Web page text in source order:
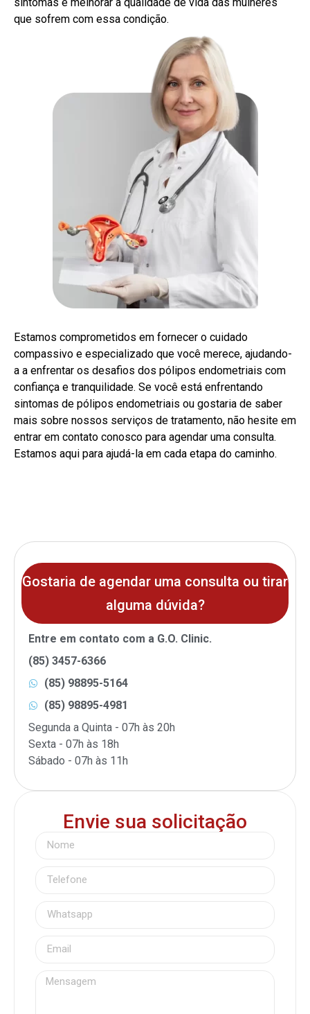
que sofrem com essa condição.
Estamos comprometidos em fornecer o cuidado
compassivo e especializado que você merece, ajudando-
a a enfrentar os desafios dos pólipos endometriais com
confiança e tranquilidade. Se você está enfrentando
sintomas de pólipos endometriais ou gostaria de saber
mais sobre nossos serviços de tratamento, não hesite em
entrar em contato conosco para agendar uma consulta.
Estamos aqui para ajudá-la em cada etapa do caminho.
Gostaria de agendar uma consulta ou tirar
alguma dúvida?
Entre em contato com a G.O. Clinic.
(85) 3457-6366
(85) 98895-5164
(85) 98895-4981
Segunda a Quinta - 07h às 20h
Sexta - 07h às 18h
Sábado - 07h às 11h
Envie sua solicitação